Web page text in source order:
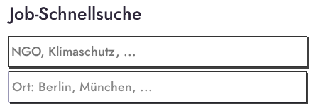
Job-Schnellsuche